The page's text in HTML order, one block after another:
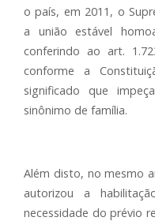
o país, em 2011, o
a união estável
conferindo ao art.
conforme a
significado que
sinônimo de família.
Além disto, no mesmo
autorizou a
necessidade do prévio